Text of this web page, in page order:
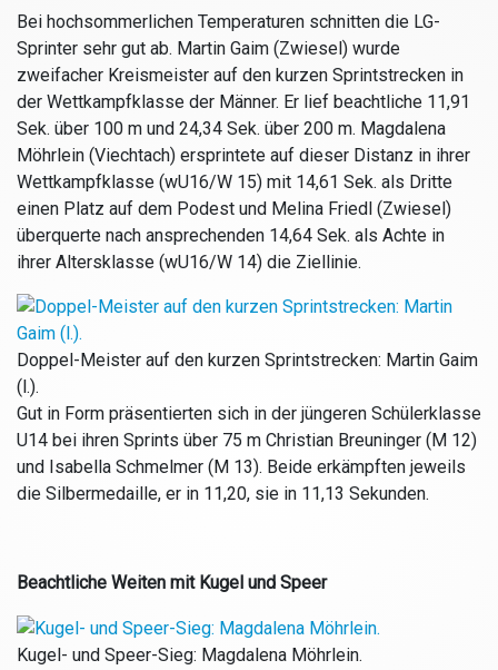
Bei hochsommerlichen Temperaturen schnitten die LG-
Sprinter sehr gut ab. Martin Gaim (Zwiesel) wurde
zweifacher Kreismeister auf den kurzen Sprintstrecken in
der Wettkampfklasse der Männer. Er lief beachtliche 11,91
Sek. über 100 m und 24,34 Sek. über 200 m. Magdalena
Möhrlein (Viechtach) ersprintete auf dieser Distanz in ihrer
Wettkampfklasse (wU16/W 15) mit 14,61 Sek. als Dritte
einen Platz auf dem Podest und Melina Friedl (Zwiesel)
überquerte nach ansprechenden 14,64 Sek. als Achte in
ihrer Altersklasse (wU16/W 14) die Ziellinie.
Doppel-Meister auf den kurzen Sprintstrecken: Martin Gaim
(l.).
Gut in Form präsentierten sich in der jüngeren Schülerklasse
U14 bei ihren Sprints über 75 m Christian Breuninger (M 12)
und Isabella Schmelmer (M 13). Beide erkämpften jeweils
die Silbermedaille, er in 11,20, sie in 11,13 Sekunden.
Beachtliche Weiten mit Kugel und Speer
Kugel- und Speer-Sieg: Magdalena Möhrlein.